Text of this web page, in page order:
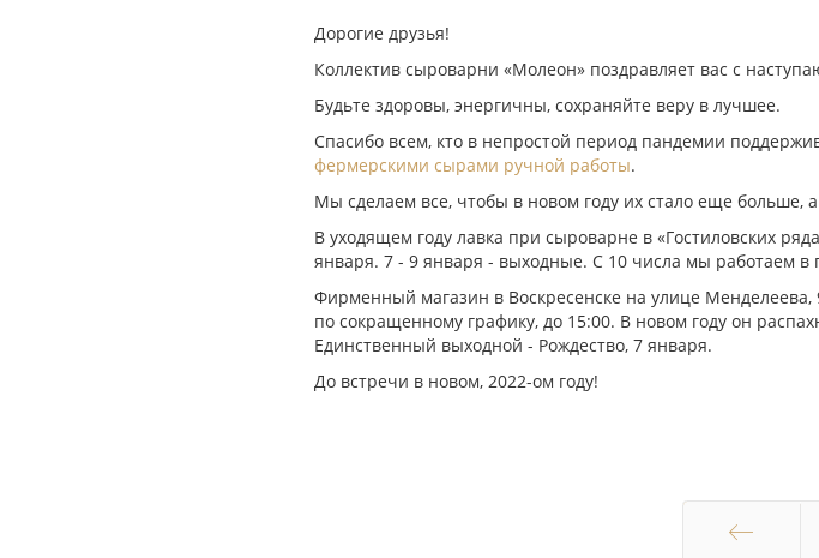
Дорогие друзья!
Коллектив сыроварни «Молеон» поздравляет вас с
Будьте здоровы, энергичны, сохраняйте веру в лучшее.
Спасибо всем, кто в непростой период пандемии
фермерскими сырами ручной работы.
Мы сделаем все, чтобы в новом году их стало еще больше,
В уходящем году лавка при сыроварне в «Гостиловских
января. 7 - 9 января - выходные. С 10 числа мы работаем
Фирменный магазин в Воскресенске на улице Менделеева,
по сокращенному графику, до 15:00. В новом году он
Единственный выходной - Рождество, 7 января.
До встречи в новом, 2022-ом году!